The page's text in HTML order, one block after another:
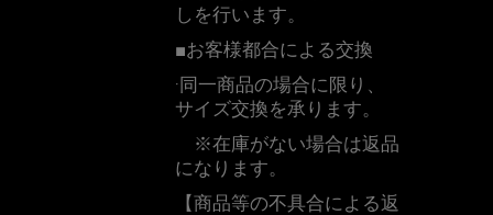
しを行います。
■お客様都合による交換
·同一商品の場合に限り、
サイズ交換を承ります。
※在庫がない場合は返品
になります。
【商品等の不具合による返